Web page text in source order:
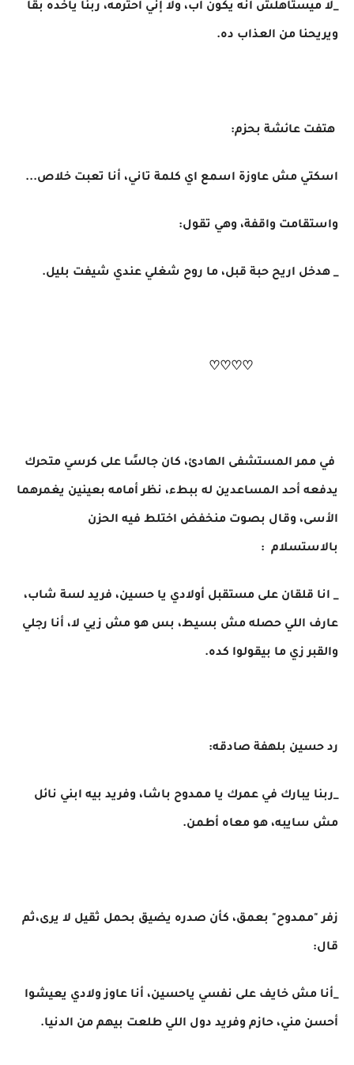
_لا ميستاهلش أنه يكون أب، ولا إني احترمه، ربنا ياخده بقا
ويريحنا من العذاب ده.
هتفت عائشة بحزم:
اسكتي مش عاوزة اسمع اي كلمة تاني، أنا تعبت خلاص...
واستقامت واقفة، وهي تقول:
_ هدخل اريح حبة قبل، ما روح شغلي عندي شيفت بليل.
♡♡♡♡
في ممر المستشفى الهادئ، كان جالسًا على كرسي متحرك
يدفعه أحد المساعدين له ببطء، نظر أمامه بعينين يغمرهما
الأسى، وقال بصوت منخفض اختلط فيه الحزن
بالاستسلام :
_ انا قلقان على مستقبل أولادي يا حسين، فريد لسة شاب،
عارف اللي حصله مش بسيط، بس هو مش زيي لا، أنا رجلي
والقبر زي ما بيقولوا كده.
رد حسين بلهفة صادقه:
_ربنا يبارك في عمرك يا ممدوح باشا، وفريد بيه ابني نائل
مش سايبه، هو معاه أطمن.
زفر "ممدوح" بعمق، كأن صدره يضيق بحمل ثقيل لا يرى،ثم
قال:
_أنا مش خايف على نفسي ياحسين، أنا عاوز ولادي يعيشوا
أحسن مني، حازم وفريد دول اللي طلعت بيهم من الدنيا.